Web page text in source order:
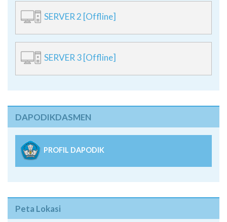
SERVER 2 [Offline]
SERVER 3 [Offline]
DAPODIKDASMEN
PROFIL DAPODIK
Peta Lokasi